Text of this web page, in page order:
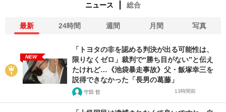
ニュース 総合
最新 24時間 週間 月間 写真
NEW
「トヨタの非を認める判決が出る可能性は、
限りなくゼロ」裁判で“勝ち目がない”と伝え
たけれど…《池袋暴走事故》父・飯塚幸三を
説得できなかった「長男の葛藤」
守田 哲 13時間前